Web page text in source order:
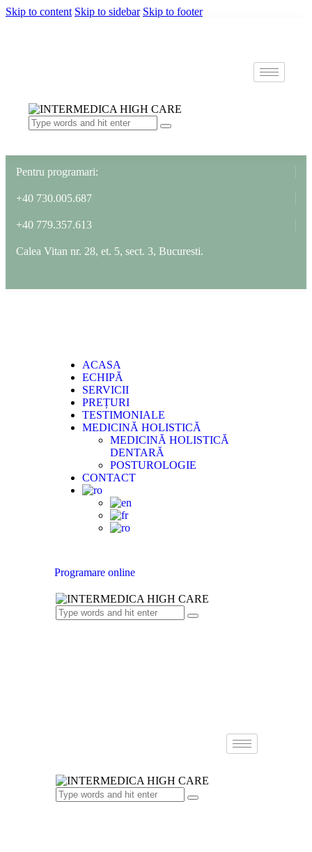
Skip to content Skip to sidebar Skip to footer
Pentru programari:
+40 730.005.687
+40 779.357.613
Calea Vitan nr. 28, et. 5, sect. 3, Bucuresti.
ACASA
ECHIPĂ
SERVICII
PREȚURI
TESTIMONIALE
MEDICINĂ HOLISTICĂ
MEDICINĂ HOLISTICĂ
DENTARĂ
POSTUROLOGIE
CONTACT
Programare online